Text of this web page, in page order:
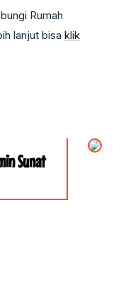
Rumah
lanjut bisa klik
Sunat